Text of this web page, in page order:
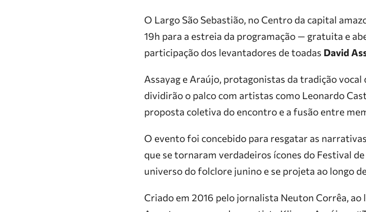
O Largo São Sebastião, no Centro da capital
19h para a estreia da programação — gratuita e
participação dos levantadores de toadas David
Assayag e Araújo, protagonistas da tradição
dividirão o palco com artistas como Leonardo
proposta coletiva do encontro e a fusão entre
O evento foi concebido para resgatar as
que se tornaram verdadeiros ícones do Festival
universo do folclore junino e se projeta ao longo
Criado em 2016 pelo jornalista Neuton Corrêa,